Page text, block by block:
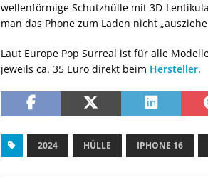
wellenförmige Schutzhülle mit 3D-
man das Phone zum Laden nicht
Laut Europe Pop Surreal ist für alle
jeweils ca. 35 Euro direkt beim Hersteller.
2024 HÜLLE IPHONE 16